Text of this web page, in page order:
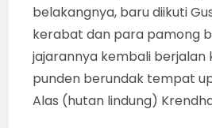
belakangnya, baru diikuti
kerabat dan para pamong
jajarannya kembali berjalan
punden berundak tempat
Alas (hutan lindung)